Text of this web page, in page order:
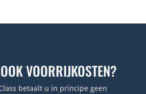
VOORRIJKOSTEN?
betaalt u in principe geen